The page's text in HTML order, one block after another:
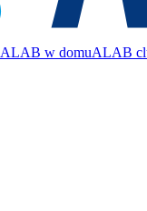
ALAB w domuALAB